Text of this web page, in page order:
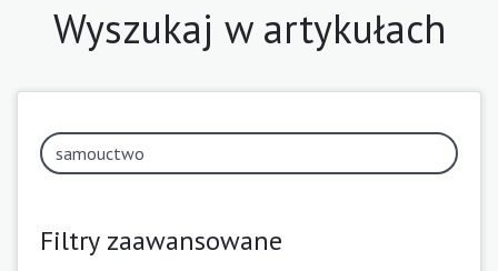
Wyszukaj w artykułach
Filtry zaawansowane